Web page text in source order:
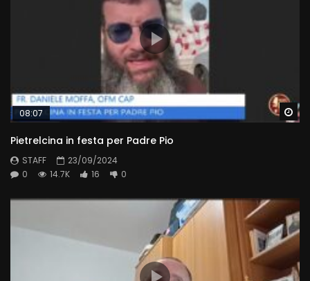
08:07
Pietrelcina in festa per Padre Pio
STAFF
23/09/2024
0
14.7K 16 0